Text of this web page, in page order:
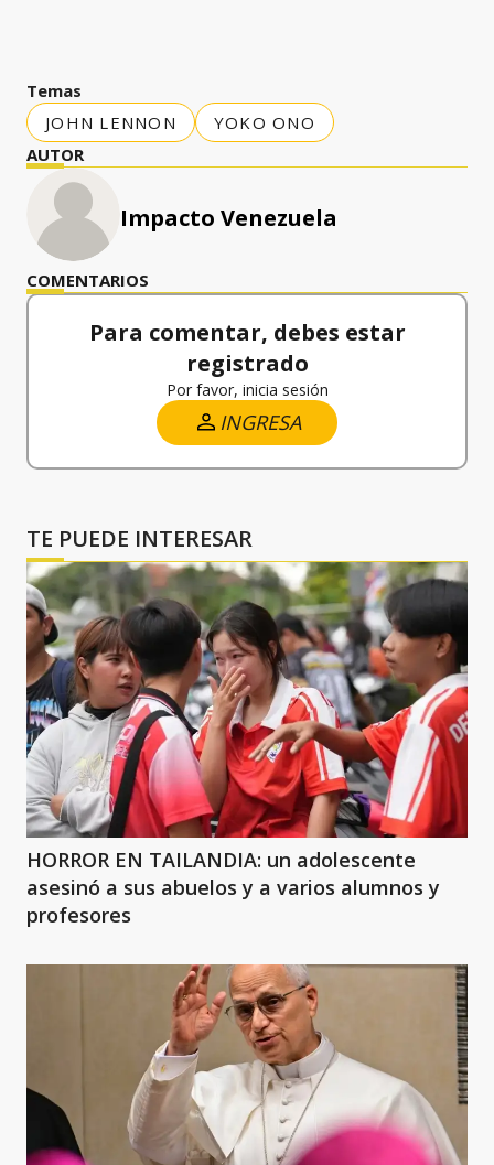
Temas
JOHN LENNON
YOKO ONO
AUTOR
Impacto Venezuela
COMENTARIOS
Para comentar, debes estar
registrado
Por favor, inicia sesión
INGRESA
TE PUEDE INTERESAR
HORROR EN TAILANDIA: un adolescente
asesinó a sus abuelos y a varios alumnos y
profesores